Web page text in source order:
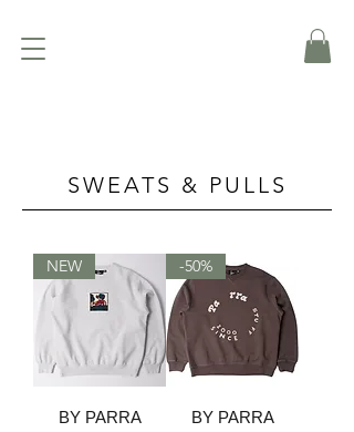
SWEATS & PULLS
NEW
BY PARRA
-50%
BY PARRA